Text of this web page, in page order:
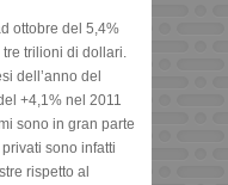
ottobre del 5,4%
trilioni di dollari.
dell’anno del
+4,1% nel 2011
sono in gran parte
sono infatti
rispetto al